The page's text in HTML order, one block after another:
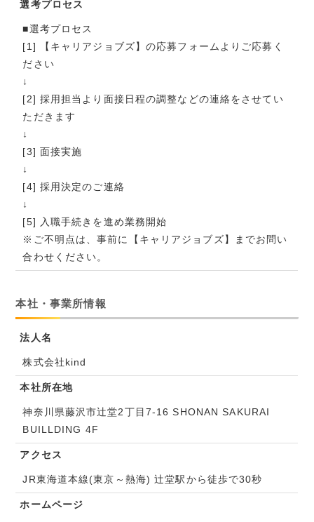
選考プロセス
■選考プロセス
[1] 【キャリアジョブズ】の応募フォームよりご応募く
ださい
↓
[2] 採用担当より面接日程の調整などの連絡をさせてい
ただきます
↓
[3] 面接実施
↓
[4] 採用決定のご連絡
↓
[5] 入職手続きを進め業務開始
※ご不明点は、事前に【キャリアジョブズ】までお問い
合わせください。
本社・事業所情報
法人名
株式会社kind
本社所在地
神奈川県藤沢市辻堂2丁目7-16 SHONAN SAKURAI
BUILLDING 4F
アクセス
JR東海道本線(東京～熱海) 辻堂駅から徒歩で30秒
ホームページ